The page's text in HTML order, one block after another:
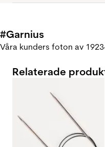
#Garnius
Våra kunders foton av
Relaterade